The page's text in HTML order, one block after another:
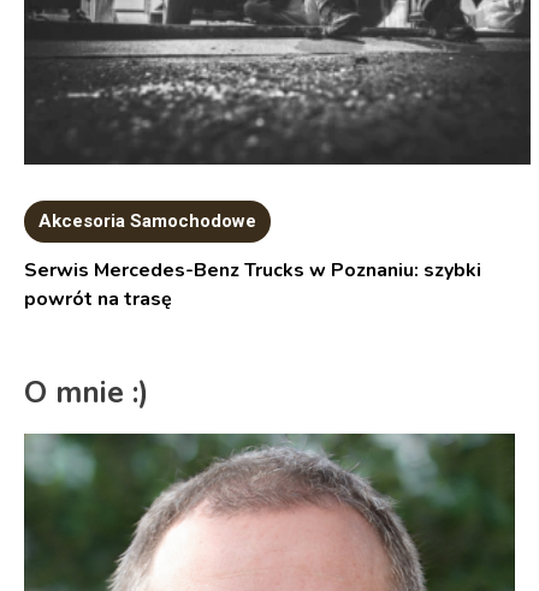
Akcesoria Samochodowe
Serwis Mercedes-Benz Trucks w Poznaniu: szybki
powrót na trasę
O mnie :)